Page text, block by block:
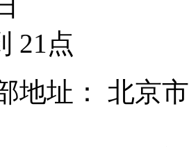
21点
地址： 北京